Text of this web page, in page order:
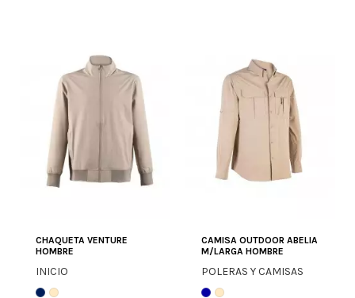
CHAQUETA VENTURE
HOMBRE
INICIO
CAMISA OUTDOOR ABELIA
M/LARGA HOMBRE
POLERAS Y CAMISAS